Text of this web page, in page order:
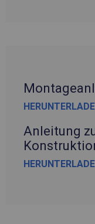
Anleitung